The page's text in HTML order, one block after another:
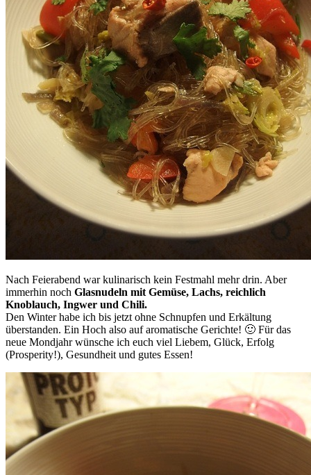
Nach Feierabend war kulinarisch kein Festmahl mehr drin. Aber
immerhin noch Glasnudeln mit Gemüse, Lachs, reichlich
Knoblauch, Ingwer und Chili.
Den Winter habe ich bis jetzt ohne Schnupfen und Erkältung
überstanden. Ein Hoch also auf aromatische Gerichte! 🙂 Für das
neue Mondjahr wünsche ich euch viel Liebem, Glück, Erfolg
(Prosperity!), Gesundheit und gutes Essen!